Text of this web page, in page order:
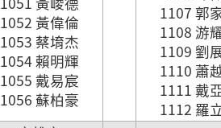
1052 黃偉倫
1053 蔡堉杰
1054 賴明輝
1055 戴易宸
1056 蘇柏豪
1107 郭
1108 游
1109 劉
1110 蕭
1111 戴
1112 羅